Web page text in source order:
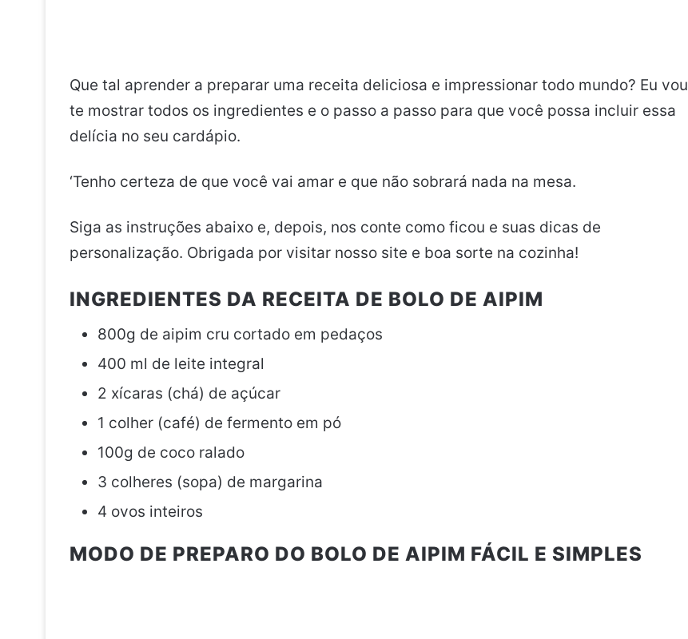
Que tal aprender a preparar uma receita deliciosa e impressionar todo mundo? Eu vou
te mostrar todos os ingredientes e o passo a passo para que você possa incluir essa
delícia no seu cardápio.
‘Tenho certeza de que você vai amar e que não sobrará nada na mesa.
Siga as instruções abaixo e, depois, nos conte como ficou e suas dicas de
personalização. Obrigada por visitar nosso site e boa sorte na cozinha!
INGREDIENTES DA RECEITA DE BOLO DE AIPIM
800g de aipim cru cortado em pedaços
400 ml de leite integral
2 xícaras (chá) de açúcar
1 colher (café) de fermento em pó
100g de coco ralado
3 colheres (sopa) de margarina
4 ovos inteiros
MODO DE PREPARO DO BOLO DE AIPIM FÁCIL E SIMPLES